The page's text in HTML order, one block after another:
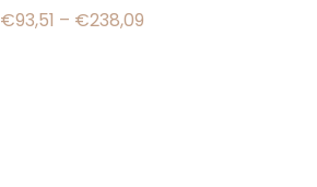
€93,51 – €238,09